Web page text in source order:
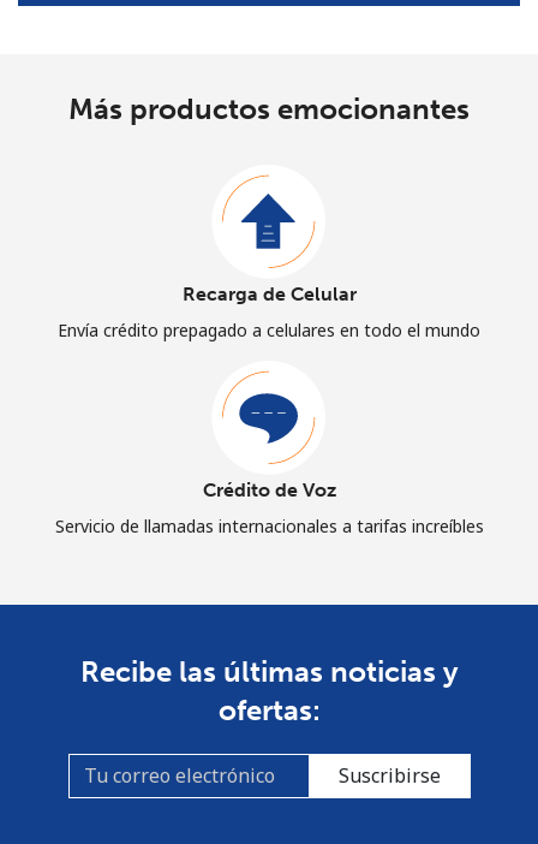
Más productos emocionantes
Recarga de Celular
Envía crédito prepagado a celulares en todo el mundo
Crédito de Voz
Servicio de llamadas internacionales a tarifas increíbles
Recibe las últimas noticias y
ofertas:
Suscribirse